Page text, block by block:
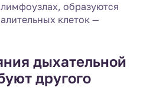
образуются
клеток —
дыхательной
другого